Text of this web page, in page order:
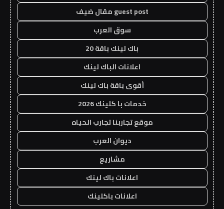
guest post مقال ضيف
سوق العرب
باك لينك باقة 20
اعلانات الباك لينك
أقوى باقة باك لينك
خدمات با كلينك 2026
موقع تجاربنا تجارب الحياه
ديوان العرب
مشاريع
اعلانات باك لينك
اعلانات باكلينك